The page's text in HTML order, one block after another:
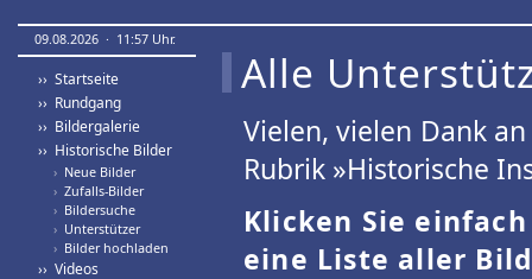
09.08.2026 · 11:57 Uhr.
›› Startseite
›› Rundgang
›› Bildergalerie
›› Historische Bilder
› Neue Bilder
› Zufalls-Bilder
› Bildersuche
› Unterstützer
› Bilder hochladen
›› Videos
Alle
Vielen, vielen Dank
Rubrik »Historische
Klicken Sie
eine Liste aller